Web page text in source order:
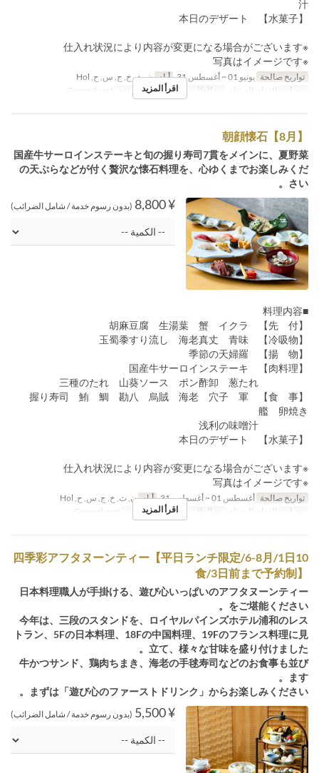
汁
【水菓子】 本日のデザート
※仕入れ状況により内容が変更になる場合がございます
※写真はイメージです
تواريخ صالحة يونيو 01 ~ أغسطس 31 أيام ن, ث, خ, ج, س, ح, Hol
وجبات
الغداء, العشاء حد الطلب فئة المقعداقرأ المزيد
朝顔懐石【8月】
国産牛サーロインステーキと旬の握り寿司7貫をメインに、夏野菜
の天ぷらなどが付く贅沢な懐石料理を、心ゆくまでお楽しみくだ
さい。
¥ 8,800 (بدون رسوم خدمة / شامل الضرائب)
■料理内容
【先 付】 胡麻豆腐 生湯葉 蟹 イクラ
【冷吸物】 玉蜀黍すり流し 海老真丈 青味
【揚 物】 季節の天婦羅
【肉料理】 国産牛サーロインステーキ
【食 事】 握り寿司 鮪 鯛 勘八 烏賊 海老 穴子 軍
艦 卵焼き
【水菓子】 本日のデザート
※仕入れ状況により内容が変更になる場合がございます
※写真はイメージです
تواريخ صالحة أغسطس 01 ~ أغسطس 31 أيام ن, ث, خ, ج, س, ح, Hol
وجبات
الغداء, العشاء حد الطلب ~ 20 فئة المقعد
اقرأ المزيد
四季彩アフタヌーンティー【平日ランチ限定/6-8月/1日10
食/3日前まで予約制】
日本料理職人が手掛ける、遊び心いっぱいのアフタヌーンティー
をご堪能ください。
今年は、三段のスタンドを、ロイヤルパインズホテル浦和のレス
トラン、5Fの日本料理、18Fの中国料理、19Fのフランス料理に見
立て、様々な甘味を盛り付けました。
牛かつサンド、鶏肉ちまき、海老の手毬寿司などのお食事も並び
ます。
まずは「遊び心のファーストドリンク」からお楽しみください。
¥ 5,500 (بدون رسوم خدمة / شامل الضرائب)